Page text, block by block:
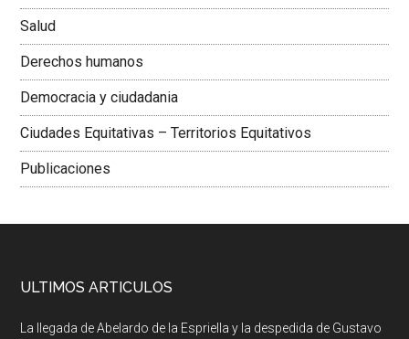
Salud
Derechos humanos
Democracia y ciudadania
Ciudades Equitativas – Territorios Equitativos
Publicaciones
ULTIMOS ARTICULOS
La llegada de Abelardo de la Espriella y la despedida de Gustavo